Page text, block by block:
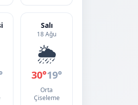
Salı
18 Ağu
🌦️
30°19°
Orta
Çiseleme